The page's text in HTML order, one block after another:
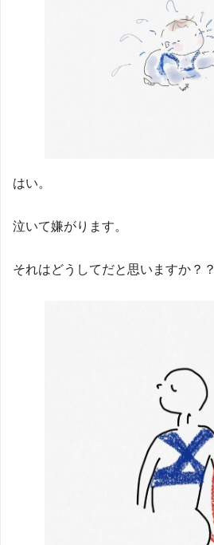
はい。
泣いて嫌がります。
それはどうしてだと思いますか？？